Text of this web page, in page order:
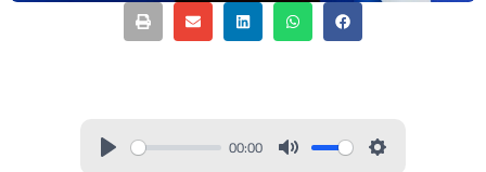
00:00